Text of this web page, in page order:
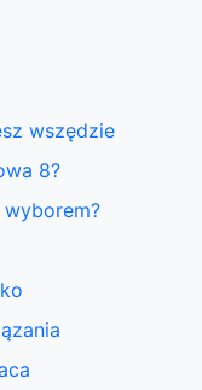
wszędzie
8?